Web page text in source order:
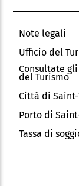
Note legali
Ufficio del
Consultate
del Turismo
Città di Saint-
Porto di
Tassa di